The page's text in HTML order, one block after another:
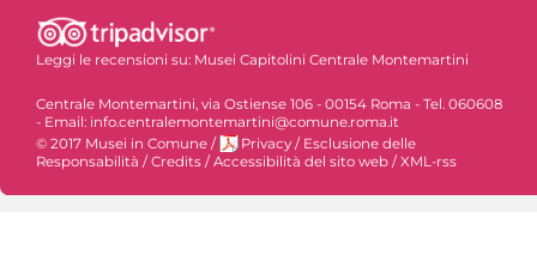
Leggi le recensioni su: Musei Capitolini Centrale Montemartini
Centrale Montemartini, via Ostiense 106 - 00154 Roma - Tel. 060608
- Email: info.centralemontemartini@comune.roma.it
© 2017 Musei in Comune / Privacy / Esclusione delle
Responsabilità / Credits / Accessibilità del sito web / XML-rss